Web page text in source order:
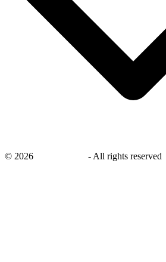
© 2026 - All rights reserved